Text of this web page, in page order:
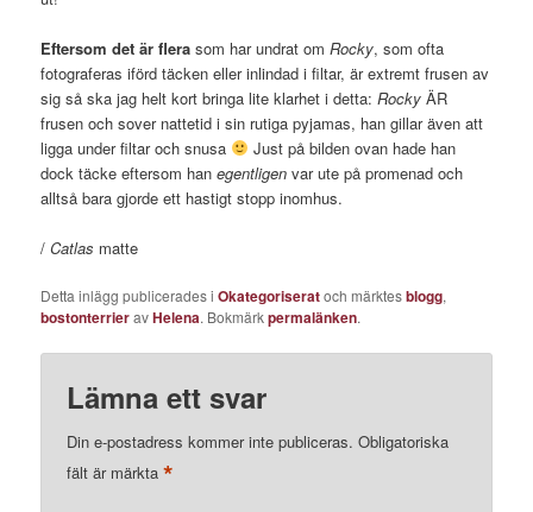
Eftersom det är flera som har undrat omRocky, som ofta
fotograferas iförd täcken eller inlindad i filtar, är extremt frusen av
sig så ska jag helt kort bringa lite klarhet i detta:Rocky ÄR
frusen och sover nattetid i sin rutiga pyjamas, han gillar även att
ligga under filtar och snusa
Just på bilden ovan hade han
dock täcke eftersom hanegentligen var ute på promenad och
alltså bara gjorde ett hastigt stopp inomhus.
/Catlas matte
Detta inlägg publicerades iOkategoriseratoch märktesblogg,
bostonterrieravHelena. Bokmärkpermalänken.
Lämna ett svar
Din e-postadress kommer inte publiceras. Obligatoriska
fält är märkta*